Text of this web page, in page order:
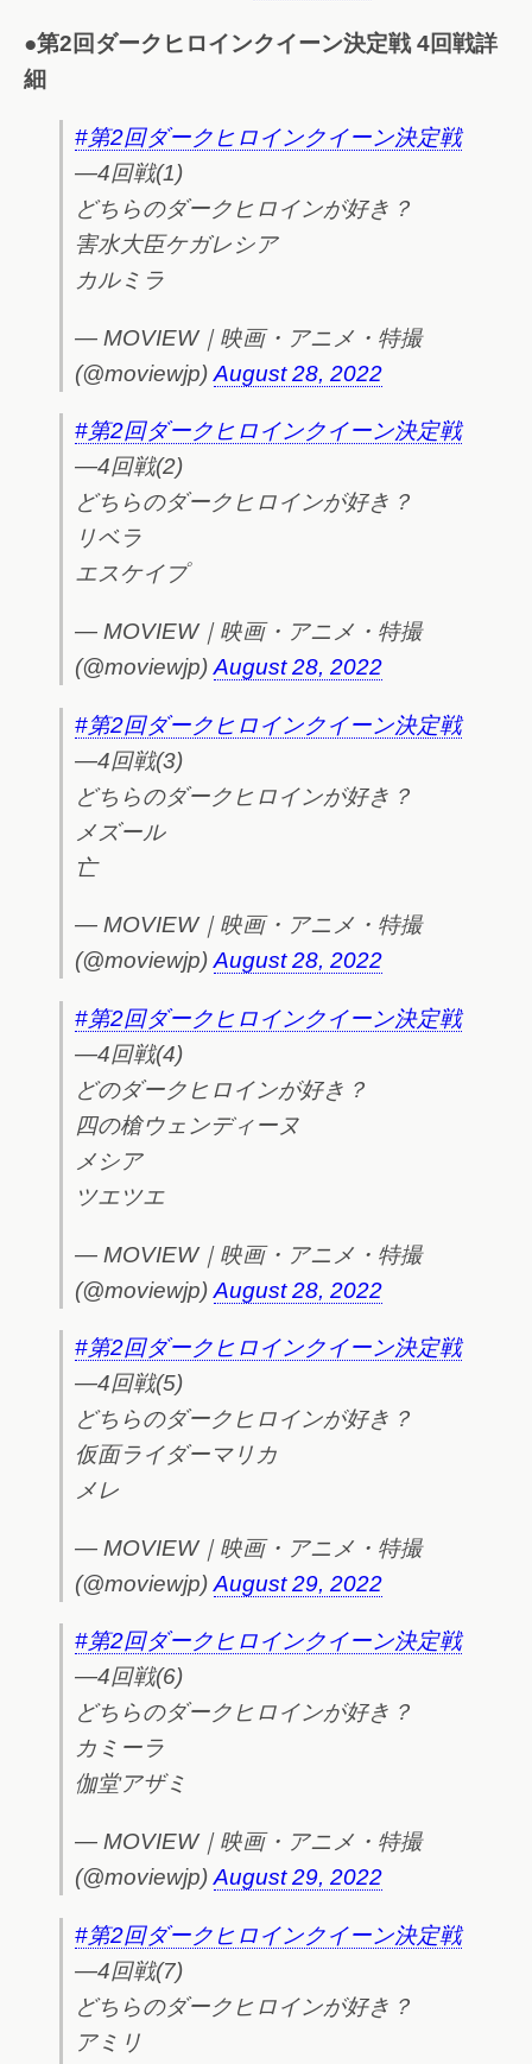
●第2回ダークヒロインクイーン決定戦 4回戦詳
細
#第2回ダークヒロインクイーン決定戦
―4回戦(1)
どちらのダークヒロインが好き？
害水大臣ケガレシア
カルミラ
— MOVIEW｜映画・アニメ・特撮
(@moviewjp) August 28, 2022
#第2回ダークヒロインクイーン決定戦
―4回戦(2)
どちらのダークヒロインが好き？
リベラ
エスケイプ
— MOVIEW｜映画・アニメ・特撮
(@moviewjp) August 28, 2022
#第2回ダークヒロインクイーン決定戦
―4回戦(3)
どちらのダークヒロインが好き？
メズール
亡
— MOVIEW｜映画・アニメ・特撮
(@moviewjp) August 28, 2022
#第2回ダークヒロインクイーン決定戦
―4回戦(4)
どのダークヒロインが好き？
四の槍ウェンディーヌ
メシア
ツエツエ
— MOVIEW｜映画・アニメ・特撮
(@moviewjp) August 28, 2022
#第2回ダークヒロインクイーン決定戦
―4回戦(5)
どちらのダークヒロインが好き？
仮面ライダーマリカ
メレ
— MOVIEW｜映画・アニメ・特撮
(@moviewjp) August 29, 2022
#第2回ダークヒロインクイーン決定戦
―4回戦(6)
どちらのダークヒロインが好き？
カミーラ
伽堂アザミ
— MOVIEW｜映画・アニメ・特撮
(@moviewjp) August 29, 2022
#第2回ダークヒロインクイーン決定戦
―4回戦(7)
どちらのダークヒロインが好き？
アミリ